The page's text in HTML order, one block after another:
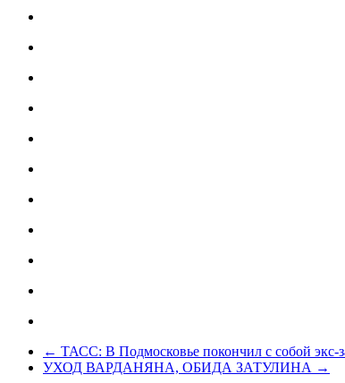
← ТАСС: В Подмосковье покончил с собой экс-
УХОД ВАРДАНЯНА, ОБИДА ЗАТУЛИНА →